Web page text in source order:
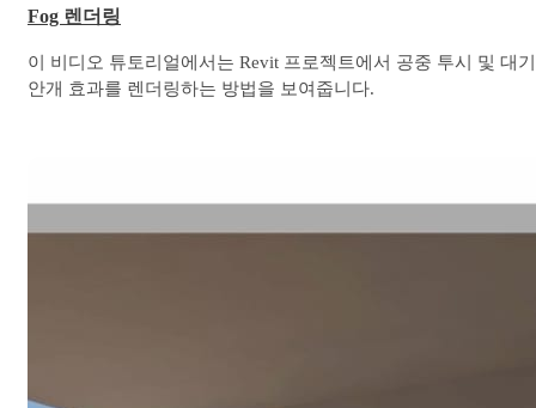
Fog 렌더링
이 비디오 튜토리얼에서는 Revit 프로젝트에서 공중 투시 및 대기
안개 효과를 렌더링하는 방법을 보여줍니다.